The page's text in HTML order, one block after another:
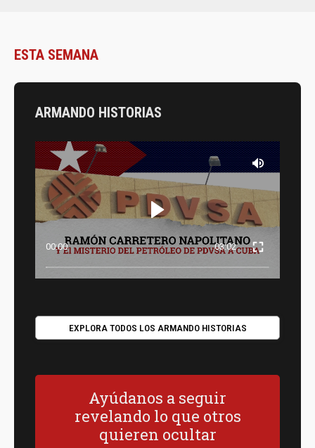
ESTA SEMANA
ARMANDO HISTORIAS
00:00 03:02
EXPLORA TODOS LOS ARMANDO HISTORIAS
Ayúdanos a seguir
revelando lo que otros
quieren ocultar